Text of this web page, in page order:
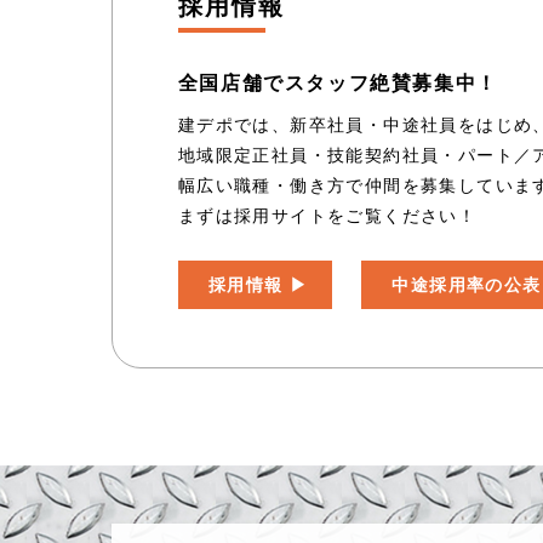
採用情報
全国店舗でスタッフ絶賛募集中！
建デポでは、新卒社員・中途社員をはじめ
地域限定正社員・技能契約社員・パート／
幅広い職種・働き方で仲間を募集していま
まずは採用サイトをご覧ください！
採用情報 中途採用率の公表